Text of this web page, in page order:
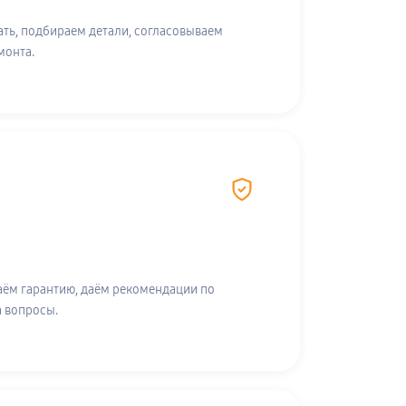
подбираем детали, согласовываем
гарантию, даём рекомендации по
вопросы.